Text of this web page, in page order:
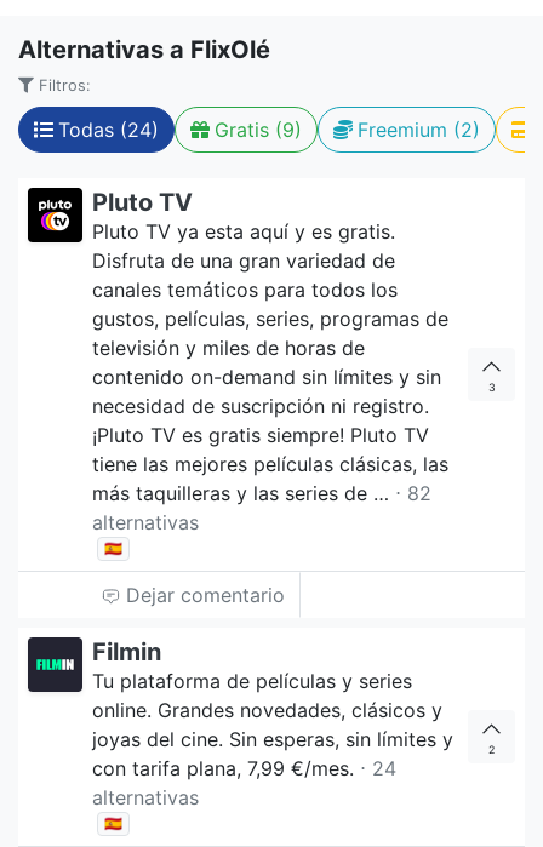
Alternativas a FlixOlé
Filtros:
Todas (24) Gratis (9) Freemium (2)
Pluto TV
Pluto TV ya esta aquí y es gratis.
Disfruta de una gran variedad de
canales temáticos para todos los
gustos, películas, series, programas de
televisión y miles de horas de
contenido on-demand sin límites y sin
necesidad de suscripción ni registro.
¡Pluto TV es gratis siempre! Pluto TV
tiene las mejores películas clásicas, las
más taquilleras y las series de … ⋅ 82
alternativas
🇪🇸
3
Dejar comentario
Filmin
Tu plataforma de películas y series
online. Grandes novedades, clásicos y
joyas del cine. Sin esperas, sin límites y
con tarifa plana, 7,99 €/mes. ⋅ 24
alternativas
🇪🇸
2